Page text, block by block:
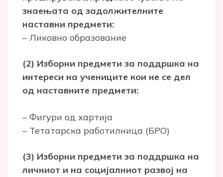
знаењата од задолжителните
наставни предмети:
– Ликовно образование
(2) Изборни предмети за поддршка на
интереси на учениците кои не се дел
од наставните предмети:
– Фигури од хартија
– Тетатарска работилница (БРО)
(3) Изборни предмети за поддршка на
личниот и на социјалниот развој на